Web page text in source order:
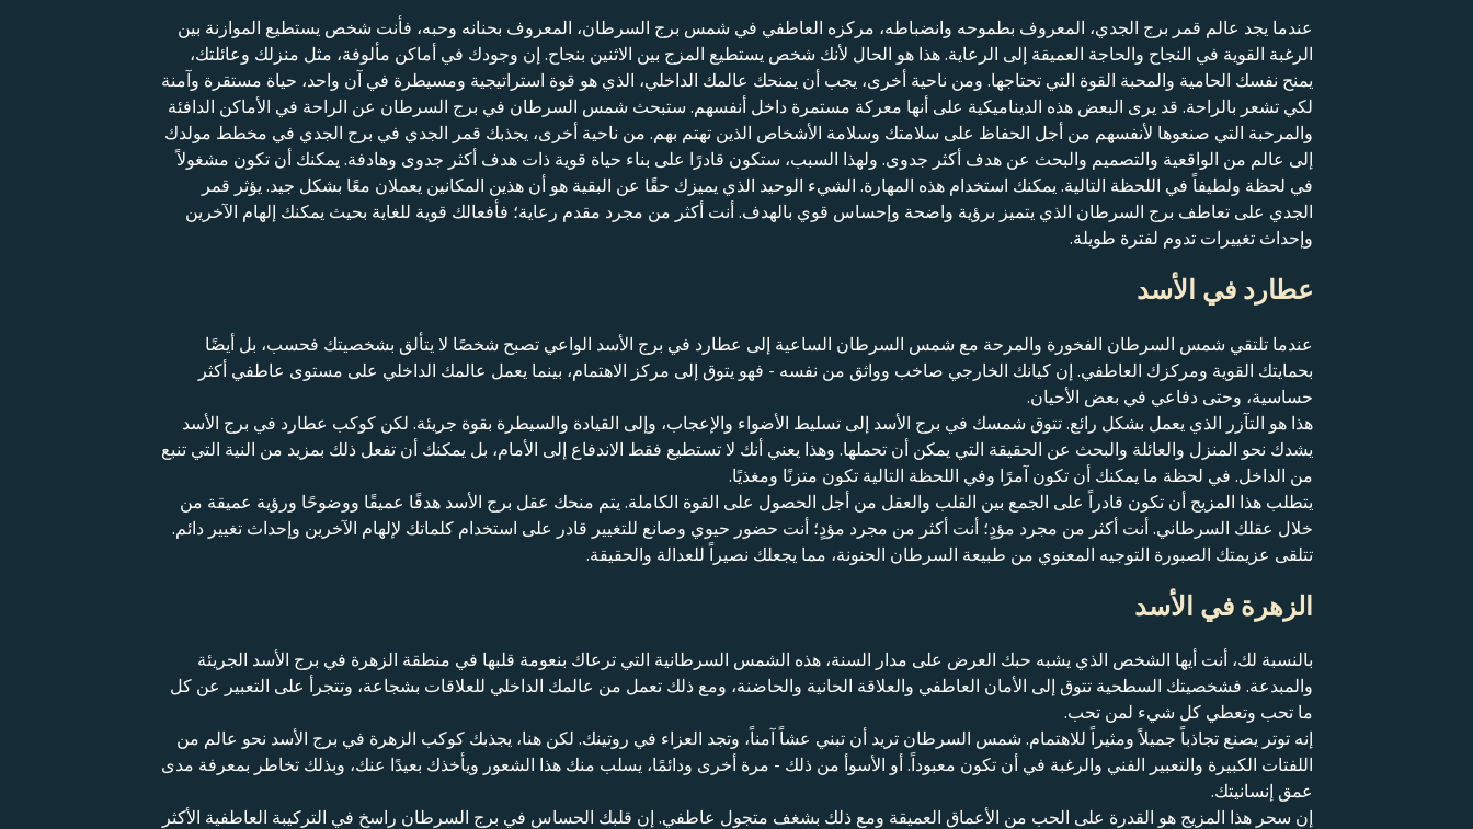
عندما يجد عالم قمر برج الجدي، المعروف بطموحه وانضباطه، مركزه العاطفي في شمس برج السرطان، المعروف بحنانه وحبه، فأنت شخص يستطيع الموازنة بين
الرغبة القوية في النجاح والحاجة العميقة إلى الرعاية. هذا هو الحال لأنك شخص يستطيع المزج بين الاثنين بنجاح. إن وجودك في أماكن مألوفة، مثل منزلك وعائلتك،
يمنح نفسك الحامية والمحبة القوة التي تحتاجها. ومن ناحية أخرى، يجب أن يمنحك عالمك الداخلي، الذي هو قوة استراتيجية ومسيطرة في آن واحد، حياة مستقرة وآمنة
لكي تشعر بالراحة. قد يرى البعض هذه الديناميكية على أنها معركة مستمرة داخل أنفسهم. ستبحث شمس السرطان في برج السرطان عن الراحة في الأماكن الدافئة
والمرحبة التي صنعوها لأنفسهم من أجل الحفاظ على سلامتك وسلامة الأشخاص الذين تهتم بهم. من ناحية أخرى، يجذبك قمر الجدي في برج الجدي في مخطط مولدك
إلى عالم من الواقعية والتصميم والبحث عن هدف أكثر جدوى. ولهذا السبب، ستكون قادرًا على بناء حياة قوية ذات هدف أكثر جدوى وهادفة. يمكنك أن تكون مشغولاً
في لحظة ولطيفاً في اللحظة التالية. يمكنك استخدام هذه المهارة. الشيء الوحيد الذي يميزك حقًا عن البقية هو أن هذين المكانين يعملان معًا بشكل جيد. يؤثر قمر
الجدي على تعاطف برج السرطان الذي يتميز برؤية واضحة وإحساس قوي بالهدف. أنت أكثر من مجرد مقدم رعاية؛ فأفعالك قوية للغاية بحيث يمكنك إلهام الآخرين
وإحداث تغييرات تدوم لفترة طويلة.
عطارد في الأسد
عندما تلتقي شمس السرطان الفخورة والمرحة مع شمس السرطان الساعية إلى عطارد في برج الأسد الواعي تصبح شخصًا لا يتألق بشخصيتك فحسب، بل أيضًا
بحمايتك القوية ومركزك العاطفي. إن كيانك الخارجي صاخب وواثق من نفسه - فهو يتوق إلى مركز الاهتمام، بينما يعمل عالمك الداخلي على مستوى عاطفي أكثر
حساسية، وحتى دفاعي في بعض الأحيان.
هذا هو التآزر الذي يعمل بشكل رائع. تتوق شمسك في برج الأسد إلى تسليط الأضواء والإعجاب، وإلى القيادة والسيطرة بقوة جريئة. لكن كوكب عطارد في برج الأسد
يشدك نحو المنزل والعائلة والبحث عن الحقيقة التي يمكن أن تحملها. وهذا يعني أنك لا تستطيع فقط الاندفاع إلى الأمام، بل يمكنك أن تفعل ذلك بمزيد من النية التي تنبع
من الداخل. في لحظة ما يمكنك أن تكون آمرًا وفي اللحظة التالية تكون متزنًا ومغذيًا.
يتطلب هذا المزيج أن تكون قادراً على الجمع بين القلب والعقل من أجل الحصول على القوة الكاملة. يتم منحك عقل برج الأسد هدفًا عميقًا ووضوحًا ورؤية عميقة من
خلال عقلك السرطاني. أنت أكثر من مجرد مؤدٍ؛ أنت أكثر من مجرد مؤدٍ؛ أنت حضور حيوي وصانع للتغيير قادر على استخدام كلماتك لإلهام الآخرين وإحداث تغيير دائم.
تتلقى عزيمتك الصبورة التوجيه المعنوي من طبيعة السرطان الحنونة، مما يجعلك نصيراً للعدالة والحقيقة.
الزهرة في الأسد
بالنسبة لك، أنت أيها الشخص الذي يشبه حبك العرض على مدار السنة، هذه الشمس السرطانية التي ترعاك بنعومة قلبها في منطقة الزهرة في برج الأسد الجريئة
والمبدعة. فشخصيتك السطحية تتوق إلى الأمان العاطفي والعلاقة الحانية والحاضنة، ومع ذلك تعمل من عالمك الداخلي للعلاقات بشجاعة، وتتجرأ على التعبير عن كل
ما تحب وتعطي كل شيء لمن تحب.
إنه توتر يصنع تجاذباً جميلاً ومثيراً للاهتمام. شمس السرطان تريد أن تبني عشاً آمناً، وتجد العزاء في روتينك. لكن هنا، يجذبك كوكب الزهرة في برج الأسد نحو عالم من
اللفتات الكبيرة والتعبير الفني والرغبة في أن تكون معبوداً. أو الأسوأ من ذلك - مرة أخرى ودائمًا، يسلب منك هذا الشعور ويأخذك بعيدًا عنك، وبذلك تخاطر بمعرفة مدى
عمق إنسانيتك.
إن سحر هذا المزيج هو القدرة على الحب من الأعماق العميقة ومع ذلك بشغف متجول عاطفي. إن قلبك الحساس في برج السرطان راسخ في التركيبة العاطفية الأكثر